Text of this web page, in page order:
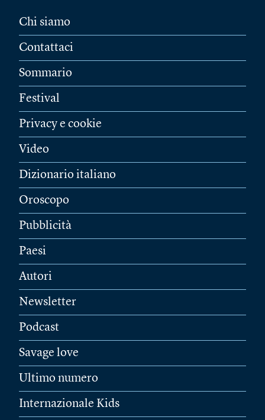
Chi siamo
Contattaci
Sommario
Festival
Privacy e cookie
Video
Dizionario italiano
Oroscopo
Pubblicità
Paesi
Autori
Newsletter
Podcast
Savage love
Ultimo numero
Internazionale Kids